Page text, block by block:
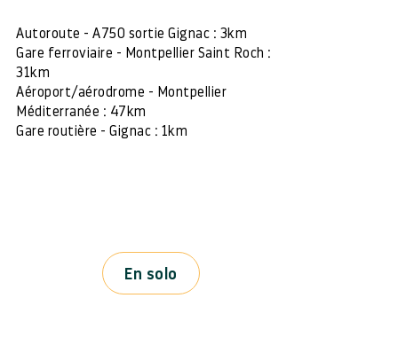
Autoroute - A750 sortie Gignac : 3km
Gare ferroviaire - Montpellier Saint Roch :
31km
Aéroport/aérodrome - Montpellier
Méditerranée : 47km
Gare routière - Gignac : 1km
En solo